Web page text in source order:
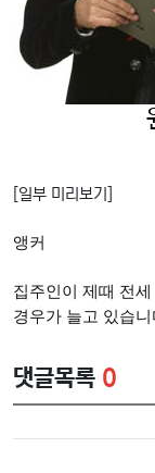
[일부 미리보기]
앵커
집주인이 제때 전
경우가 늘고 있습니
댓글목록 0